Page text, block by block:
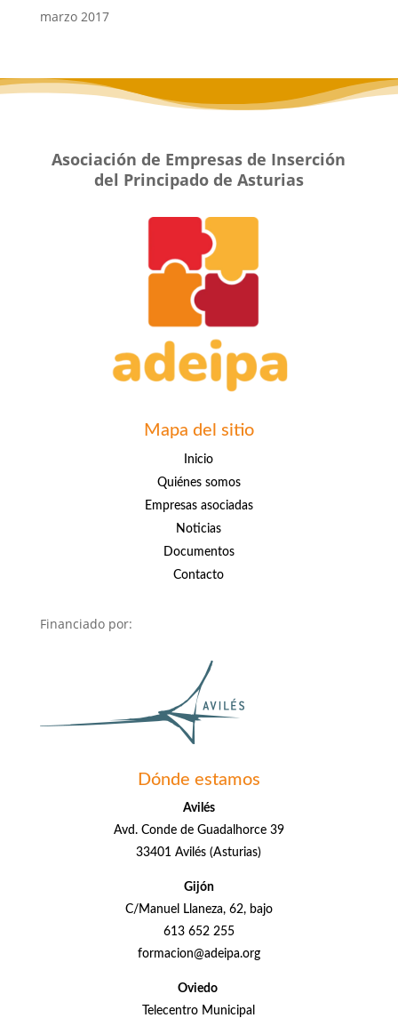
marzo 2017
Asociación de Empresas de Inserción
del Principado de Asturias
Mapa del sitio
Inicio
Quiénes somos
Empresas asociadas
Noticias
Documentos
Contacto
Financiado por:
Dónde estamos
Avilés
Avd. Conde de Guadalhorce 39
33401 Avilés (Asturias)
Gijón
C/Manuel Llaneza, 62, bajo
613 652 255
formacion@adeipa.org
Oviedo
Telecentro Municipal